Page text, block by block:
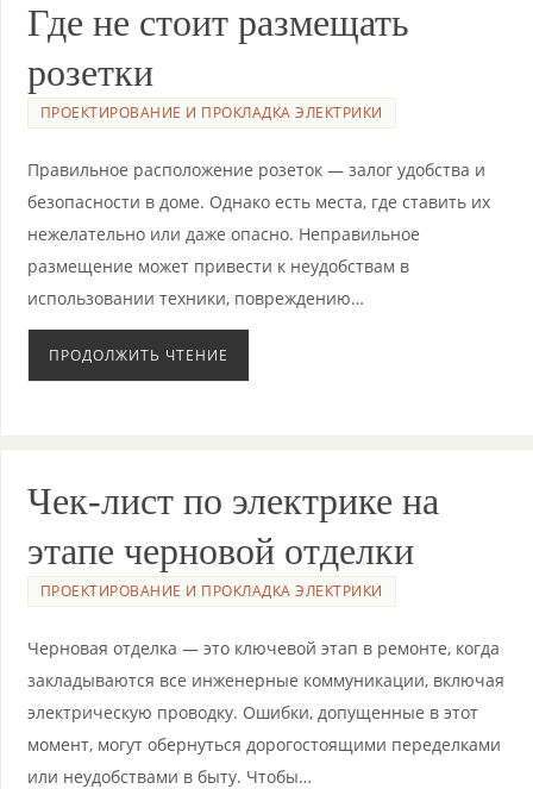
Где не стоит размещать
розетки
ПРОЕКТИРОВАНИЕ И ПРОКЛАДКА ЭЛЕКТРИКИ
Правильное расположение розеток — залог удобства и
безопасности в доме. Однако есть места, где ставить их
нежелательно или даже опасно. Неправильное
размещение может привести к неудобствам в
использовании техники, повреждению…
ПРОДОЛЖИТЬ ЧТЕНИЕ
Чек-лист по электрике на
этапе черновой отделки
ПРОЕКТИРОВАНИЕ И ПРОКЛАДКА ЭЛЕКТРИКИ
Черновая отделка — это ключевой этап в ремонте, когда
закладываются все инженерные коммуникации, включая
электрическую проводку. Ошибки, допущенные в этот
момент, могут обернуться дорогостоящими переделками
или неудобствами в быту. Чтобы…